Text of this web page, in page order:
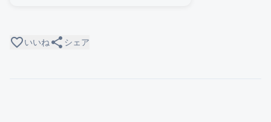
favorite_borderいいねshare シェア